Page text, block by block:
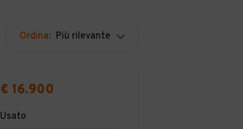
Ordina: Più rilevante
€ 16.900
Usato